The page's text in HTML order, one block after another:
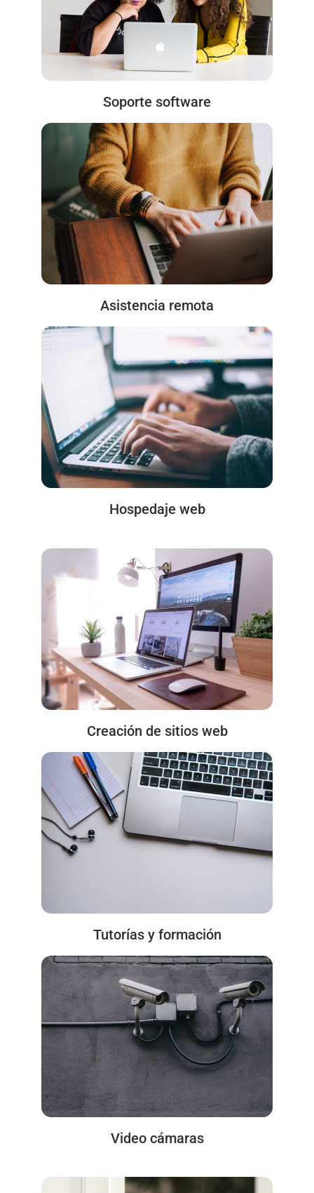
Soporte software
Asistencia remota
Hospedaje web
Creación de sitios web
Tutorías y formación
Video cámaras